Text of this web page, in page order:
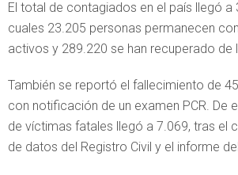
El total de contagiados en el país llegó a
cuales 23.205 personas permanecen
activos y 289.220 se han recuperado de
También se reportó el fallecimiento de
con notificación de un examen PCR. De
de víctimas fatales llegó a 7.069, tras el
de datos del Registro Civil y el informe